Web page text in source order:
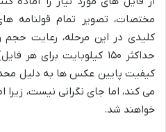
مختصات، تصویر تمام قولنامه
کلیدی در این مرحله، رعایت
حداکثر ۱۵۰ کیلوبایت برای
کیفیت پایین عکس ها به دلیل
می کند، اما جای نگرانی نیست،
خواهند شد.